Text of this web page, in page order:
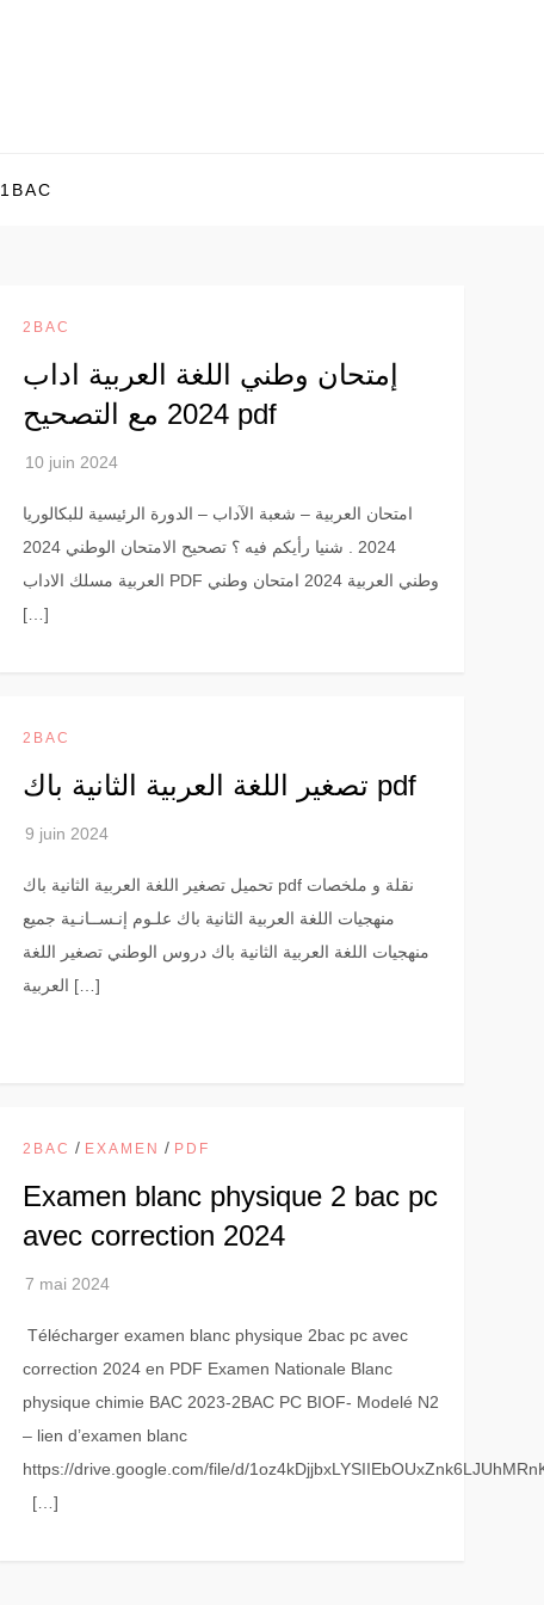
1BAC
2BAC
إمتحان وطني اللغة العربية اداب
2024 مع التصحيح pdf
امتحان العربية – شعبة الآداب – الدورة الرئيسية للبكالوريا
2024 . شنيا رأيكم فيه ؟ تصحيح الامتحان الوطني 2024
العربية مسلك الاداب PDF وطني العربية 2024 امتحان وطني
[…]
2BAC
تصغير اللغة العربية الثانية باك pdf
تحميل تصغير اللغة العربية الثانية باك pdf نقلة و ملخصات
منهجيات اللغة العربية الثانية باك علـوم إنـســانـية جميع
منهجيات اللغة العربية الثانية باك دروس الوطني تصغير اللغة
العربية […]
2BAC / EXAMEN / PDF
Examen blanc physique 2 bac pc
avec correction 2024
Télécharger examen blanc physique 2bac pc avec
correction 2024 en PDF Examen Nationale Blanc
physique chimie BAC 2023-2BAC PC BIOF- Modelé N2
– lien d’examen blanc
https://drive.google.com/file/d/
[…]